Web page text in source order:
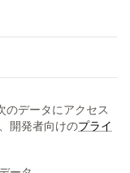
のデータにアクセス
開発者向けのプライ